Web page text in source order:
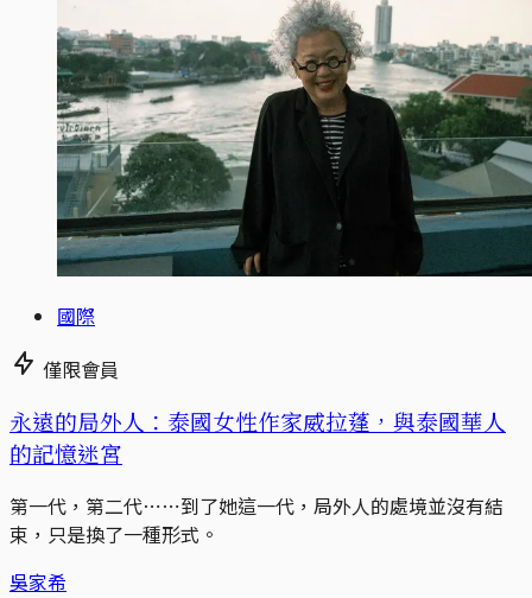
國際
僅限會員
永遠的局外人：泰國女性作家威拉蓬，與泰國華人
的記憶迷宮
第一代，第二代⋯⋯到了她這一代，局外人的處境並沒有結
束，只是換了一種形式。
吳家希